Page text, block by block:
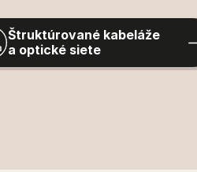
Štruktúrované kabeláže
a optické siete